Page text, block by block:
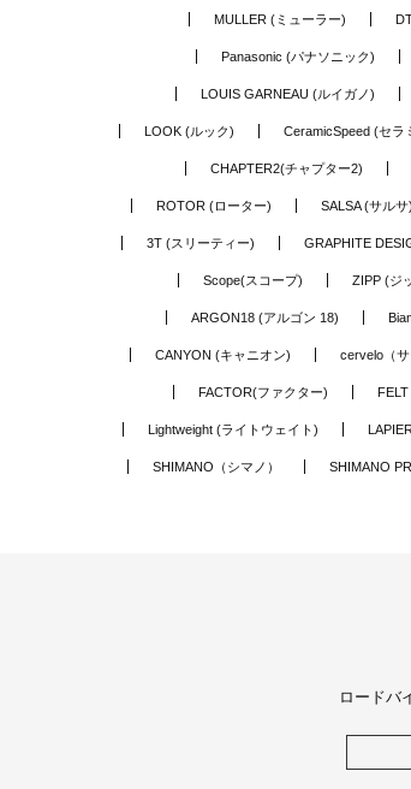
MULLER (ミューラー)
Panasonic (パナソニック)
LOUIS GARNEAU (ルイガノ)
LOOK (ルック) CeramicSpeed (セラ
CHAPTER2(チャプター2)
ROTOR (ローター) SALSA (サルサ)
3T (スリーティー) GRAPHITE
Scope(スコープ) ZIPP (ジ
ARGON18 (アルゴン 18)
CANYON (キャニオン) cervelo（サ
FACTOR(ファクター)
Lightweight (ライトウェイト)
SHIMANO（シマノ） SHIMANO
ロードバ